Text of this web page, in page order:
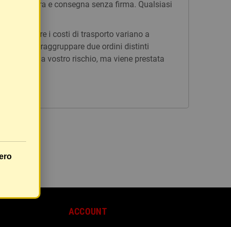
tracciatura e consegna senza firma. Qualsiasi
mentre i costi di trasporto variano a
possibile raggruppare due ordini distinti
inviato a vostro rischio, ma viene prestata
ACCOUNT